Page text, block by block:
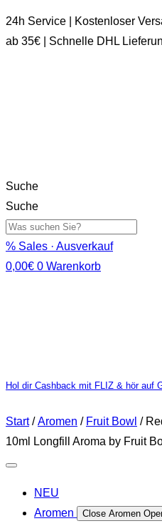
24h Service | Kostenloser
ab 35€ | Schnelle DHL
Suche
Suche
% Sales · Ausverkauf
0,00€ 0 Warenkorb
Hol dir Cashback mit FLIZ & hör auf
Start/Aromen / Fruit Bowl /
10ml Longfill Aroma by Fruit
NEU
Aromen
Close Aromen